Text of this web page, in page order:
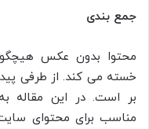
جمع بندی
محتوا بدون عکس
خسته می کند. از طرفی
بر است. در این مقاله
مناسب برای محتوای